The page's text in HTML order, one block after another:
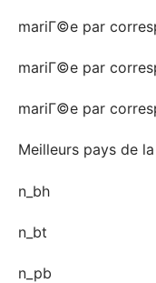
mariГ©e par
mariГ©e par
mariГ©e par
Meilleurs pays de
n_bh
n_bt
n_pb